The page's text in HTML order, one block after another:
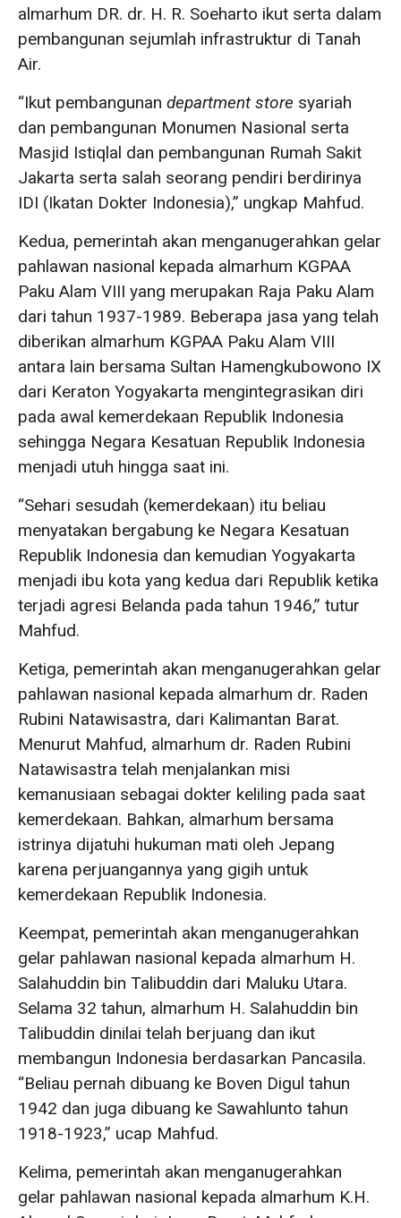
almarhum DR. dr. H. R. Soeharto ikut serta dalam
pembangunan sejumlah infrastruktur di Tanah
Air.
“Ikut pembangunan department store syariah
dan pembangunan Monumen Nasional serta
Masjid Istiqlal dan pembangunan Rumah Sakit
Jakarta serta salah seorang pendiri berdirinya
IDI (Ikatan Dokter Indonesia),” ungkap Mahfud.
Kedua, pemerintah akan menganugerahkan gelar
pahlawan nasional kepada almarhum KGPAA
Paku Alam VIII yang merupakan Raja Paku Alam
dari tahun 1937-1989. Beberapa jasa yang telah
diberikan almarhum KGPAA Paku Alam VIII
antara lain bersama Sultan Hamengkubowono IX
dari Keraton Yogyakarta mengintegrasikan diri
pada awal kemerdekaan Republik Indonesia
sehingga Negara Kesatuan Republik Indonesia
menjadi utuh hingga saat ini.
“Sehari sesudah (kemerdekaan) itu beliau
menyatakan bergabung ke Negara Kesatuan
Republik Indonesia dan kemudian Yogyakarta
menjadi ibu kota yang kedua dari Republik ketika
terjadi agresi Belanda pada tahun 1946,” tutur
Mahfud.
Ketiga, pemerintah akan menganugerahkan gelar
pahlawan nasional kepada almarhum dr. Raden
Rubini Natawisastra, dari Kalimantan Barat.
Menurut Mahfud, almarhum dr. Raden Rubini
Natawisastra telah menjalankan misi
kemanusiaan sebagai dokter keliling pada saat
kemerdekaan. Bahkan, almarhum bersama
istrinya dijatuhi hukuman mati oleh Jepang
karena perjuangannya yang gigih untuk
kemerdekaan Republik Indonesia.
Keempat, pemerintah akan menganugerahkan
gelar pahlawan nasional kepada almarhum H.
Salahuddin bin Talibuddin dari Maluku Utara.
Selama 32 tahun, almarhum H. Salahuddin bin
Talibuddin dinilai telah berjuang dan ikut
membangun Indonesia berdasarkan Pancasila.
“Beliau pernah dibuang ke Boven Digul tahun
1942 dan juga dibuang ke Sawahlunto tahun
1918-1923,” ucap Mahfud.
Kelima, pemerintah akan menganugerahkan
gelar pahlawan nasional kepada almarhum K.H.